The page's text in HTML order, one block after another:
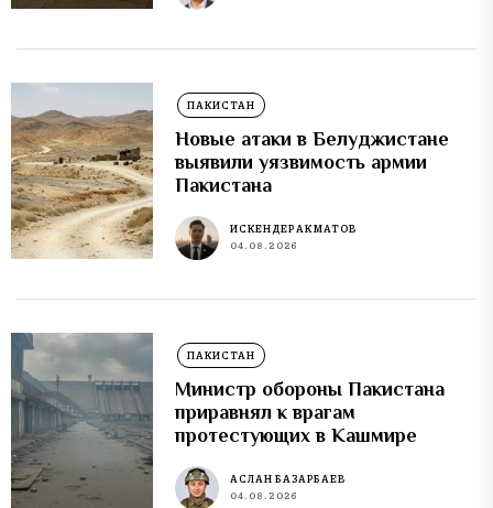
ПАКИСТАН
Новые атаки в Белуджистане
выявили уязвимость армии
Пакистана
ИСКЕНДЕР АКМАТОВ
04.08.2026
ПАКИСТАН
Министр обороны Пакистана
приравнял к врагам
протестующих в Кашмире
АСЛАН БАЗАРБАЕВ
04.08.2026